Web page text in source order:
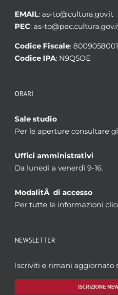
EMAIL: as-to@cultura.gov.it
PEC: as-
Codice Fiscale:
Codice IPA: N9Q5OE
ORARI
Sale studio
Per le aperture consultare
Uffici amministrativi
Da lunedì a venerdì 9-16.
ModalitÃ di accesso
Per tutte le informazioni
NEWSLETTER
Iscriviti e rimani aggiornato
ISCRIZIONE